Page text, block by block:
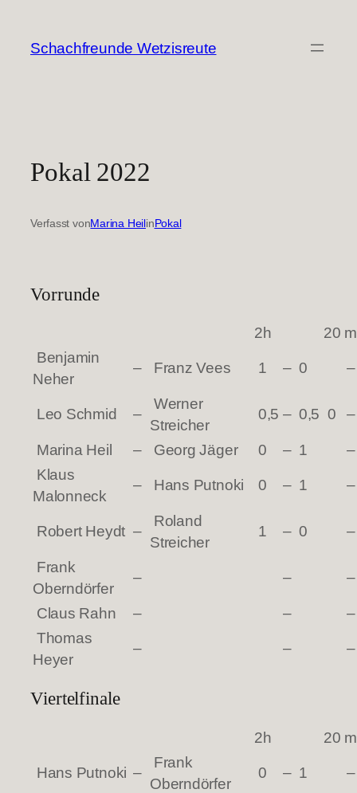
springen
Schachfreunde Wetzisreute
Pokal 2022
Verfasst vonMarina HeilinPokal
Vorrunde
2h
20
Benjamin
Neher
– Franz Vees 1 – 0 –
Leo Schmid –
Werner
Streicher
0,5 – 0,5 0 –
Marina Heil – Georg Jäger 0 – 1
–
Klaus
Malonneck
– Hans Putnoki 0 – 1 –
Robert Heydt –
Roland
Streicher
1 – 0 –
Frank
Oberndörfer
– – –
Claus Rahn – –
–
Thomas
Heyer
– – –
Viertelfinale
2h 20
Hans Putnoki –
Frank
Oberndörfer
0 – 1 –